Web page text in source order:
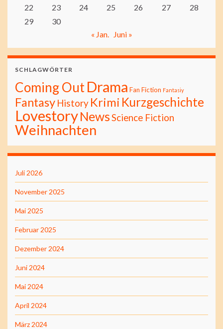
22
23 24 25 26 27
28
29
30
« Jan.
Juni »
SCHLAGWÖRTER
Coming OutDrama Fan Fiction Fantasiy
Fantasy History Krimi Kurzgeschichte
LovestoryNewsScience Fiction
Weihnachten
Juli 2026
November 2025
Mai 2025
Februar 2025
Dezember 2024
Juni 2024
Mai 2024
April 2024
März 2024